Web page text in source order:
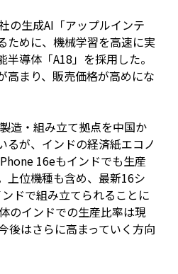
の生成AI「アップルインテ
ために、機械学習を高速に実
導体「A18」を採用した。
高まり、販売価格が高めにな
造・組み立て拠点を中国か
るが、インドの経済紙エコノ
16eもインドでも生産
上位機種も含め、最新16シ
ドで組み立てられることに
のインドでの生産比率は現
後はさらに高まっていく方向